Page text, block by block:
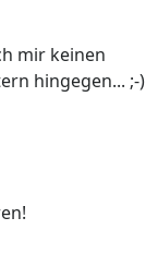
mir keinen
hingegen... ;-)